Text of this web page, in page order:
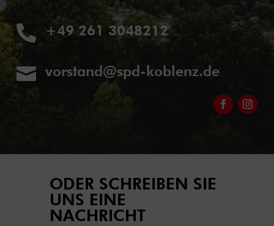
 +49 261 3048212
 vorstand@spd-koblenz.de
ODER SCHREIBEN SIE
UNS EINE
NACHRICHT